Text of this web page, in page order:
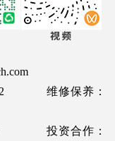
维修保养：
投资合作：